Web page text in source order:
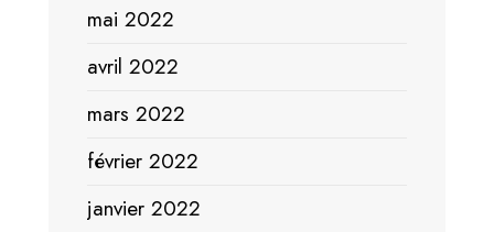
mai 2022
avril 2022
mars 2022
février 2022
janvier 2022